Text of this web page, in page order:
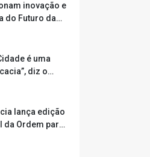
inovação e
do Futuro da
é uma
diz o
Leonardo
lança edição
Ordem para
dos